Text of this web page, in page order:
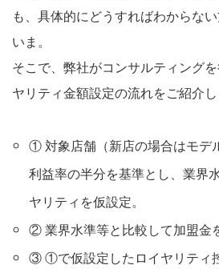
も、具体的にどうすればわからな
いま。
そこで、弊社がコンサルティング
ヤリティ金額設定の流れをご紹介し
① 対象店舗（新店の場合はモデ
利益率の半分を基準とし、業界
ヤリティを仮設定。
② 業界水準等と比較して加盟金
③ ①で仮設定したロイヤリティ